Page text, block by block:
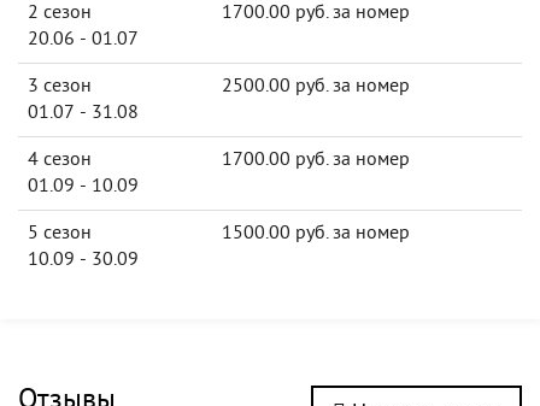
2 сезон
20.06 - 01.07
1700.00 руб. за номер
3 сезон
01.07 - 31.08
2500.00 руб. за номер
4 сезон
01.09 - 10.09
1700.00 руб. за номер
5 сезон
10.09 - 30.09
1500.00 руб. за номер